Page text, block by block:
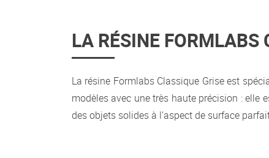
LA RÉSINE FORMLABS
La résine Formlabs Classique Grise est
modèles avec une très haute précision : elle
des objets solides à l’aspect de surface